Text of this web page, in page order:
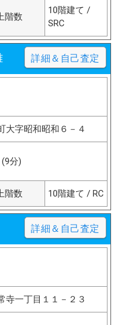
階数
10階建て /
SRC
詳細＆自己査定
大字昭和昭和６－４
分)
階数 10階建て / RC
詳細＆自己査定
寺一丁目１１－２３